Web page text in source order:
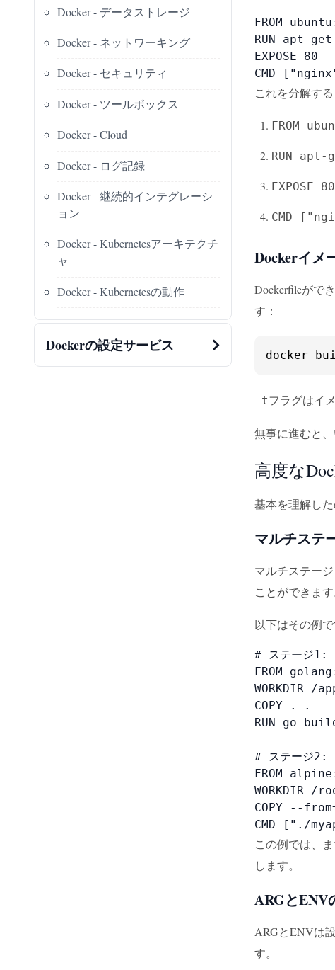
Docker - データストレージ
Docker - ネットワーキング
Docker - セキュリティ
Docker - ツールボックス
Docker - Cloud
Docker - ログ記録
Docker - 継続的インテグレーシ
ョン
Docker - Kubernetesアーキテクチ
ャ
Docker - Kubernetesの動作
Dockerの設定サービス
FROM
RUN apt-
EXPOSE 80
CMD
これを分解する
FROM
RUN
EXPOSE 80
CMD
Dockerイメ
Dockerfileがで
す：
docker
-tフラグはイ
無事に進むと
高度な
基本を理解し
マルチステ
マルチステー
ことができま
以下はその例で
# ステージ1:
FROM
WORKDIR /
COPY . .
RUN go
# ステージ2:
FROM
WORKDIR /
COPY --
CMD ["./
この例では、
します。
ARGとENV
ARGとENVは
す。